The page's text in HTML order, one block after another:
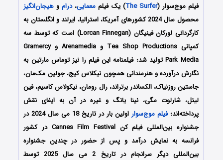
فیلم موج‌سوار (The Surfer) یک فیلم معمایی،درامو هیجان‌انگیز
محصول سال 2024 کشورهای آمریکا، استرالیا، ایرلند و انگلستان به
کارگردانی لورکان فینیگان (Lorcan Finnegan) است که توسط سه
کمپانی‌ Tea Shop Productions و Arenamedia و Gramercy
Park Media تولید شد؛ فیلمنامه این فیلم را نیز توماس مارتین به
نگارش درآورده و هنرمندانی همچون نیکلاس کیج، جولین مک‌مان،
جاستین روزنیاک، الکساندر برتراند، رال رومان، نیکولاس کاسیم، فین
لیتل، شارلوت مگی، نینا یانگو غیره در آن به ایفای نقش
پرداخته‌اند؛فیلم موج‌سوار
اولین بار در تاریخ 18 می سال 2024 در
جشنواره بین‌المللی فیلم کن Cannes Film Festival در کشور
فرانسه به نمایش درآمد و پس از حضور در چندین جشنواره
بین‌المللی دیگر سرانجام در تاریخ 2 می سال 2025 توسط